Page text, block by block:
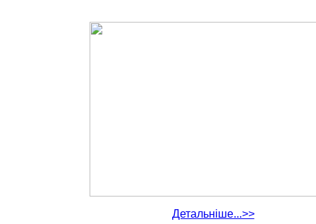
Детальніше...>>